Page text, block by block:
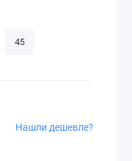
Нашли дешевле?
45